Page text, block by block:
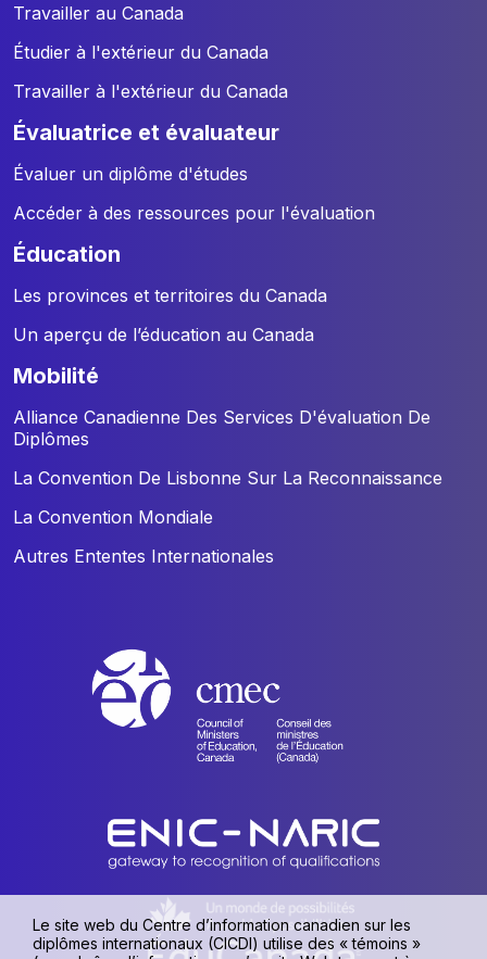
Travailler au Canada
Étudier à l'extérieur du Canada
Travailler à l'extérieur du Canada
évaluatrice et évaluateur
Évaluer un diplôme d'études
Accéder à des ressources pour l'évaluation
éducation
Les provinces et territoires du Canada
Un aperçu de l’éducation au Canada
mobilité
Alliance Canadienne Des Services D'évaluation De
Diplômes
La Convention De Lisbonne Sur La Reconnaissance
La Convention Mondiale
Autres Ententes Internationales
Le site web du Centre d’information canadien sur les
diplômes internationaux (CICDI) utilise des « témoins »